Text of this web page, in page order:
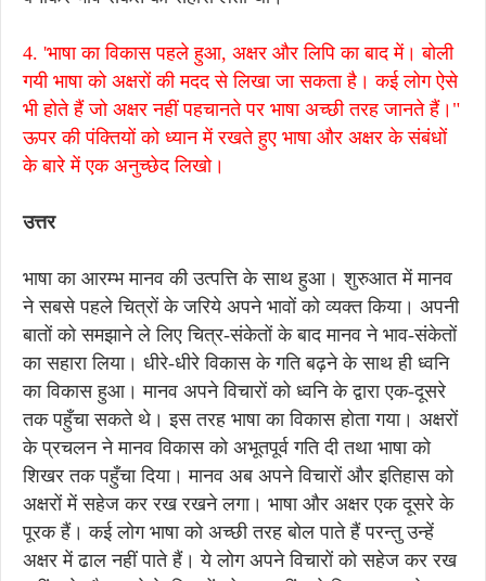
4. 'भाषा का विकास पहले हुआ, अक्षर और लिपि का बाद में। बोली
गयी भाषा को अक्षरों की मदद से लिखा जा सकता है। कई लोग ऐसे
भी होते हैं जो अक्षर नहीं पहचानते पर भाषा अच्छी तरह जानते हैं।"
ऊपर की पंक्तियों को ध्यान में रखते हुए भाषा और अक्षर के संबंधों
के बारे में एक अनुच्छेद लिखो।
उत्तर
भाषा का आरम्भ मानव की उत्पत्ति के साथ हुआ। शुरुआत में मानव
ने सबसे पहले चित्रों के जरिये अपने भावों को व्यक्त किया। अपनी
बातों को समझाने ले लिए चित्र-संकेतों के बाद मानव ने भाव-संकेतों
का सहारा लिया। धीरे-धीरे विकास के गति बढ़ने के साथ ही ध्वनि
का विकास हुआ। मानव अपने विचारों को ध्वनि के द्वारा एक-दूसरे
तक पहुँचा सकते थे। इस तरह भाषा का विकास होता गया। अक्षरों
के प्रचलन ने मानव विकास को अभूतपूर्व गति दी तथा भाषा को
शिखर तक पहुँचा दिया। मानव अब अपने विचारों और इतिहास को
अक्षरों में सहेज कर रख रखने लगा। भाषा और अक्षर एक दूसरे के
पूरक हैं। कई लोग भाषा को अच्छी तरह बोल पाते हैं परन्तु उन्हें
अक्षर में ढाल नहीं पाते हैं। ये लोग अपने विचारों को सहेज कर रख